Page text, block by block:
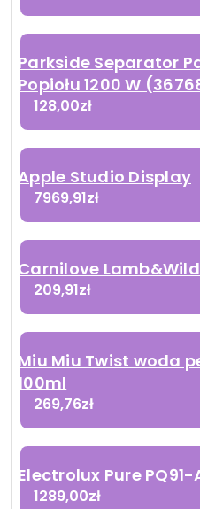
Parkside Separator
Popiołu 1200 W
128,00zł
Apple Studio Display
7969,91zł
Carnilove
209,91zł
Miu Miu Twist woda
100ml
269,76zł
Electrolux Pure PQ91-
1289,00zł